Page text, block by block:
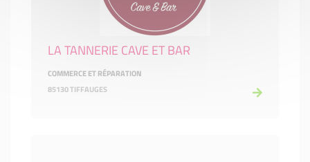
LA TANNERIE CAVE ET BAR
COMMERCE ET RÉPARATION
85130 TIFFAUGES